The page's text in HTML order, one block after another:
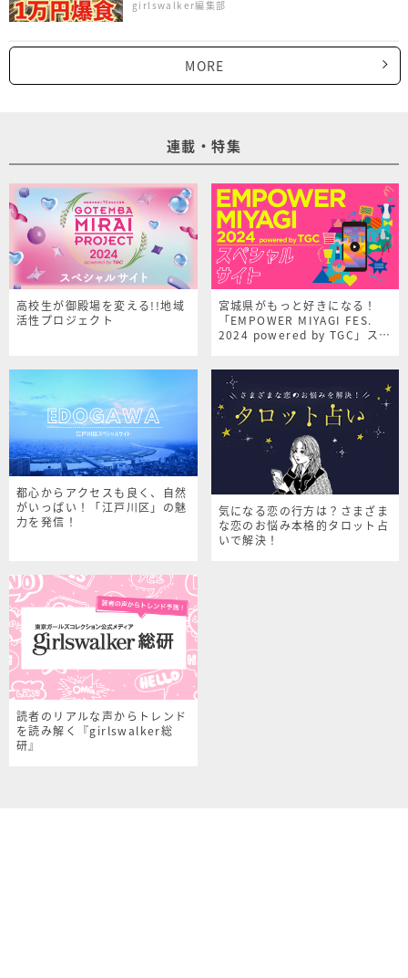
girlswalker編集部
MORE
連載・特集
高校生が御殿場を変える!!地域
活性プロジェクト
宮城県がもっと好きになる！
「EMPOWER MIYAGI FES.
2024 powered by TGC」スペ
都心からアクセスも良く、自然
がいっぱい！「江戸川区」の魅
力を発信！
気になる恋の行方は？さまざま
な恋のお悩み本格的タロット占
いで解決！
読者のリアルな声からトレンド
を読み解く『girlswalker総
研』